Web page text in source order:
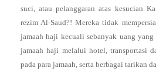
suci, atau pelanggaran atas kesucian
rezim Al-Saud?! Mereka tidak
jamaah haji kecuali sebanyak uang yang
jamaah haji melalui hotel, transportasi
pada para jamaah, serta berbagai tarikan